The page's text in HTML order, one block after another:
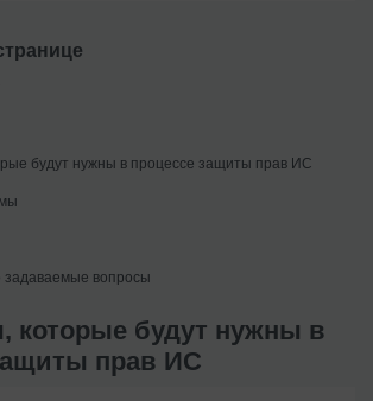
будут нужны в процессе защиты прав ИС
задаваемые вопросы
которые будут нужны в
прав ИС